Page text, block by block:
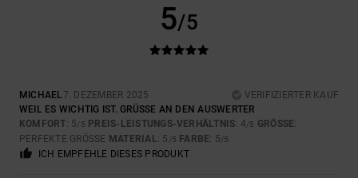
5/5
MICHAEL 7. DEZEMBER 2025
VERIFIZIERTER KAUF
WEIL ES WICHTIG IST. GRÜSSE AN DEN AUSWERTER
KOMFORT: 5/5 PREIS-LEISTUNGS-VERHÄLTNIS: 4/5 GRÖSSE :
PERFEKTE GRÖSSE MATERIAL: 5 /5 FARBE: 5/5
ICH EMPFEHLE DIESES PRODUKT